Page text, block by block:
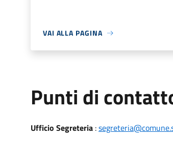
VAI ALLA PAGINA
Punti di
Ufficio Segreteria: